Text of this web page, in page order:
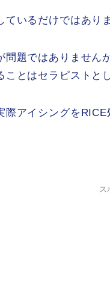
ているだけではあり
問題ではありません
ことはセラピストと
際アイシングを RICE
ス